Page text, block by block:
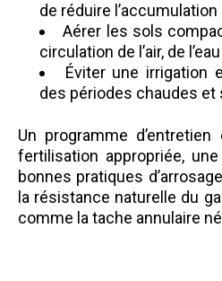
de réduire
Aérer les sols
circulation de l’air, de
Éviter une irrigation
des périodes chaudes et
Un programme
fertilisation appropriée,
bonnes pratiques
la résistance naturelle du
comme la tache annulaire